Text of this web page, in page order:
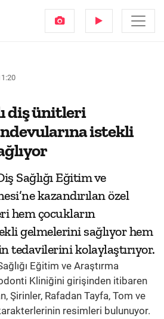
diş ünitleri
istekli
Sağlığı Eğitim ve
kazandırılan özel
hem çocukların
gelmelerini sağlıyor hem
tedavilerini kolaylaştırıyor.
Eğitim ve Araştırma
Kliniğini girişinden itibaren
Şirinler, Rafadan Tayfa, Tom ve
resimleri bulunuyor.